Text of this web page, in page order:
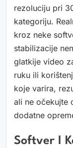
rezoluciju pri
kategoriju.
kroz neke
stabilizacije
glatkije video
ruku ili
koje varira,
ali ne očekujte
dodatne
Softver I